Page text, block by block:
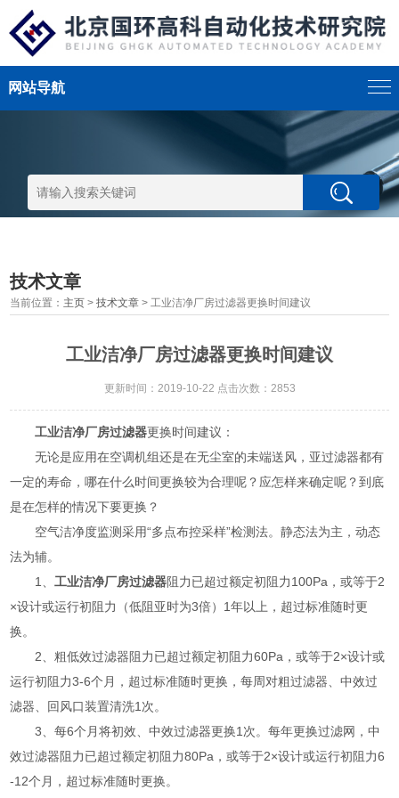
网站导航
技术文章
当前位置： 主页 >技术文章 > 工业洁净厂房过滤器更换时间建议
工业洁净厂房过滤器更换时间建议
更新时间：2019-10-22 点击次数：2853
工业洁净厂房过滤器更换时间建议：
无论是应用在空调机组还是在无尘室的未端送风，亚过滤器都有
一定的寿命，哪在什么时间更换较为合理呢？应怎样来确定呢？到底
是在怎样的情况下要更换？
空气洁净度监测采用“多点布控采样”检测法。静态法为主，动态
法为辅。
1、工业洁净厂房过滤器阻力已超过额定初阻力100Pa，或等于2
×设计或运行初阻力（低阻亚时为3倍）1年以上，超过标准随时更
换。
2、粗低效过滤器阻力已超过额定初阻力60Pa，或等于2×设计或
运行初阻力3-6个月，超过标准随时更换，每周对粗过滤器、中效过
滤器、回风口装置清洗1次。
3、每6个月将初效、中效过滤器更换1次。每年更换过滤网，中
效过滤器阻力已超过额定初阻力80Pa，或等于2×设计或运行初阻力6
-12个月，超过标准随时更换。